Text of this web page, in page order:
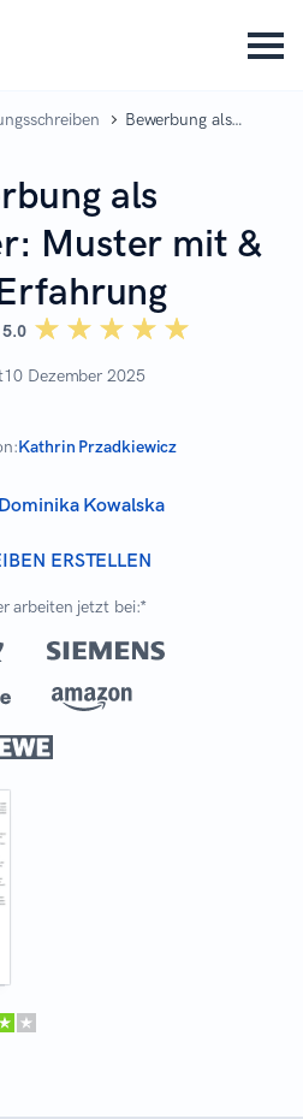
Bewerbung als
Erfahrung
als
Muster mit &
5.0 ☆☆☆☆☆
★★★★★
10 Dezember 2025
Kathrin Przadkiewicz
Dominika Kowalska
ERSTELLEN
arbeiten jetzt bei:*